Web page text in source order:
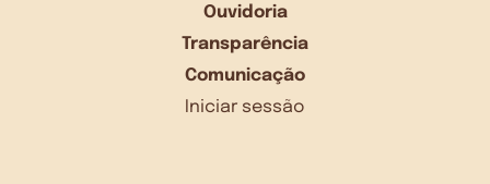
Ouvidoria
Transparência
Comunicação
Iniciar sessão